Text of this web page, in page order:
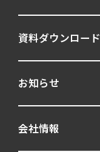
資料ダウンロード
お知らせ
会社情報